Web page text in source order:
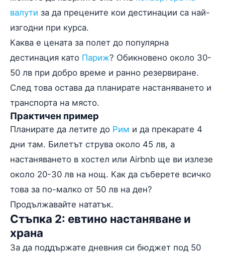
валути за да прецените кои дестинации са най-
изгодни при курса.
Каква е цената за полет до популярна
дестинация като Париж? Обикновено около 30-
50 лв при добро време и ранно резервиране.
След това остава да планирате настаняването и
транспорта на място.
Практичен пример
Планирате да летите до Рим и да прекарате 4
дни там. Билетът струва около 45 лв, а
настаняването в хостел или Airbnb ще ви излезе
около 20-30 лв на нощ. Как да съберете всичко
това за по-малко от 50 лв на ден?
Продължавайте нататък.
Стъпка 2: евтино настаняване и
храна
За да поддържате дневния си бюджет под 50